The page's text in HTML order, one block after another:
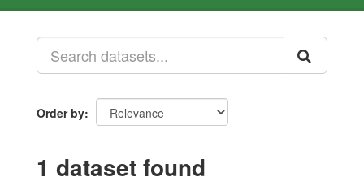
Order by
1 dataset found